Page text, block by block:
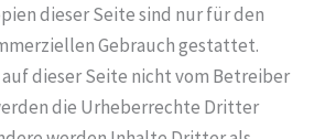
dieser Seite sind nur für den
Gebrauch gestattet.
dieser Seite nicht vom Betreiber
die Urheberrechte Dritter